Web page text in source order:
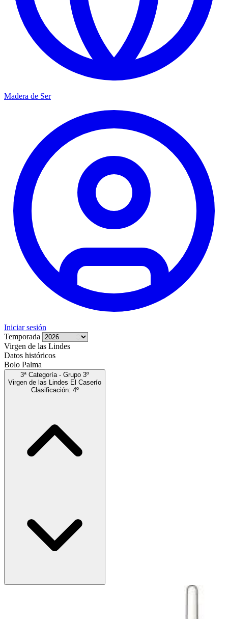
Madera de Ser
Iniciar sesión
Temporada
Virgen de las Lindes
Datos históricos
Bolo Palma
3ª Categoría - Grupo 3º
Virgen de las Lindes El Caserío
Clasificación: 4º